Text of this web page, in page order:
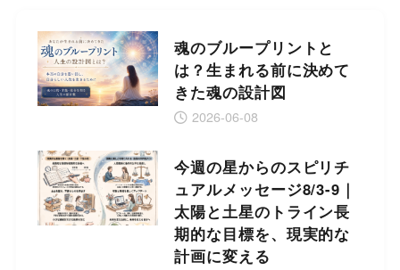
魂のブループリントと
は？生まれる前に決めて
きた魂の設計図
2026-06-08
今週の星からのスピリチ
ュアルメッセージ8/3-9｜
太陽と土星のトライン長
期的な目標を、現実的な
計画に変える